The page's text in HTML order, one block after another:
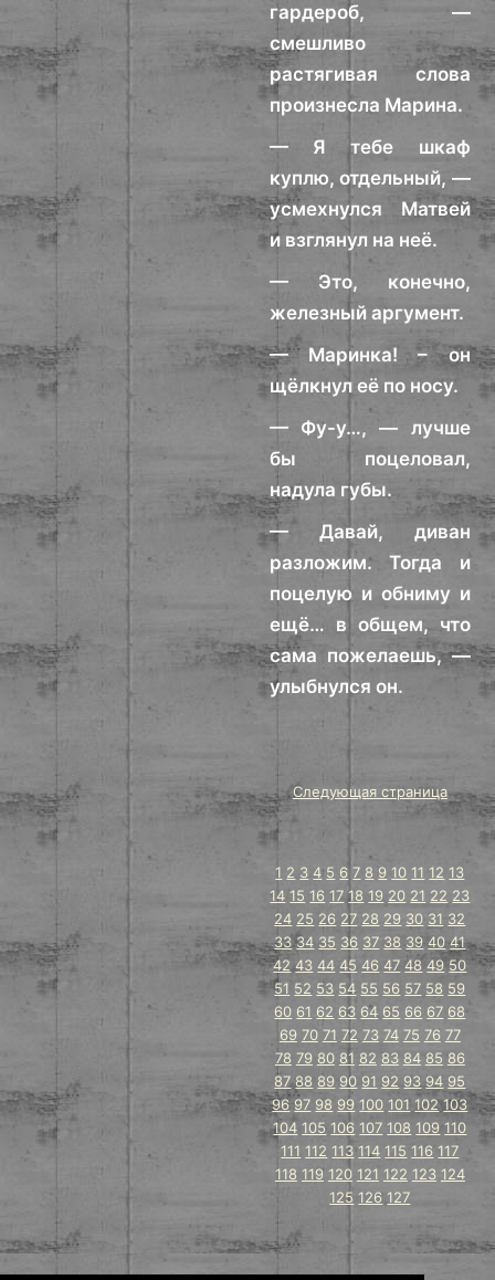
гардероб, —
смешливо
растягивая слова
произнесла Марина.
— Я тебе шкаф
куплю, отдельный, —
усмехнулся Матвей
и взглянул на неё.
— Это, конечно,
железный аргумент.
— Маринка! – он
щёлкнул её по носу.
— Фу-у…, — лучше
бы поцеловал,
надула губы.
— Давай, диван
разложим. Тогда и
поцелую и обниму и
ещё… в общем, что
сама пожелаешь, —
улыбнулся он.
Следующая страница
1 2 3 4 5 6 7 8 9 10 11 12 13
14 15 16 17 18 19 20 21 22 23
24 25 26 27 28 29 30 31 32
33 34 35 36 37 38 39 40 41
42 43 44 45 46 47 48 49 50
51 52 53 54 55 56 57 58 59
60 61 62 63 64 65 66 67 68
69 70 71 72 73 74 75 76 77
78 79 80 81 82 83 84 85 86
87 88 89 90 91 92 93 94 95
96 97 98 99 100 101 102 103
104 105 106 107 108 109 110
111 112 113 114 115 116 117
118 119 120 121 122 123 124
125 126 127